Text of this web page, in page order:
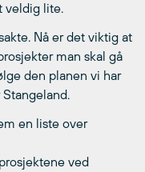
veldig lite.
Nå er det viktig at
man skal gå
den planen vi har
en liste over
ved